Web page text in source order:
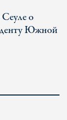
о
Южной